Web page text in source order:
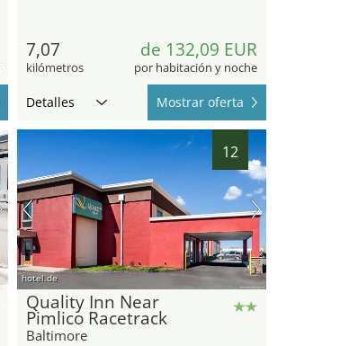
7,07
kilómetros
de 132,09 EUR
por habitación y noche
Detalles Mostrar oferta
12
hotel.de
Quality Inn Near
Pimlico Racetrack
Baltimore